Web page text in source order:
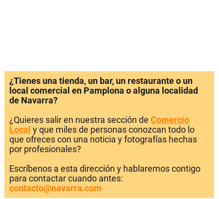
¿Tienes una tienda, un bar, un restaurante o un
local comercial en Pamplona o alguna localidad
de Navarra?
¿Quieres salir en nuestra sección de Comercio
Local y que miles de personas conozcan todo lo
que ofreces con una noticia y fotografías hechas
por profesionales?
Escríbenos a esta dirección y hablaremos contigo
para contactar cuando antes:
contacto@navarra.com